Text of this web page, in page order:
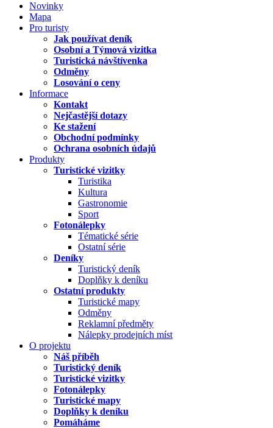
Novinky
Mapa
Pro turisty
Jak používat deník
Osobní a Týmová vizitka
Turistická návštívenka
Odměny
Losování o ceny
Informace
Kontakt
Nejčastější dotazy
Ke stažení
Obchodní podmínky
Ochrana osobních údajů
Produkty
Turistické vizitky
Turistika
Kultura
Gastronomie
Sport
Fotonálepky
Tématické série
Ostatní série
Deníky
Turistický deník
Doplňky k deníku
Ostatní produkty
Turistické mapy
Odměny
Reklamní předměty
Nálepky prodejních míst
O projektu
Náš příběh
Turistický deník
Turistické vizitky
Fotonálepky
Turistické mapy
Doplňky k deníku
Pomáháme